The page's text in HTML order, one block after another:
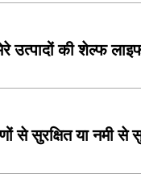
की शेल्फ
से सुरक्षित या नमी